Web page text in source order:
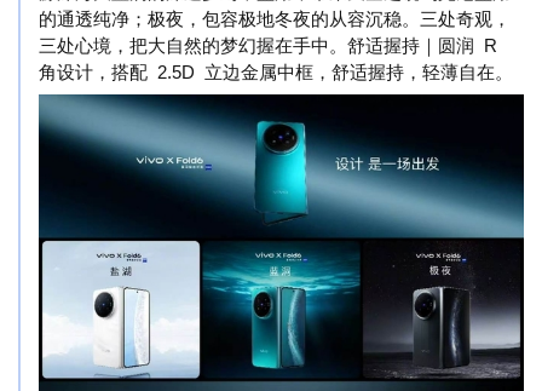
的通透纯净；极夜，包容极地冬夜的从容沉稳。三处奇观，
三处心境，把大自然的梦幻握在手中。舒适握持｜圆润 R
角设计，搭配 2.5D 立边金属中框，舒适握持，轻薄自在。